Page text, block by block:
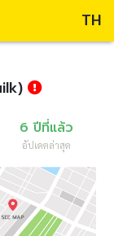
TH
6 ปีที่แล้ว
อัปเดตล่าสุด